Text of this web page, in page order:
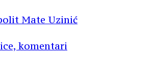
Mate Uzinić
komentari